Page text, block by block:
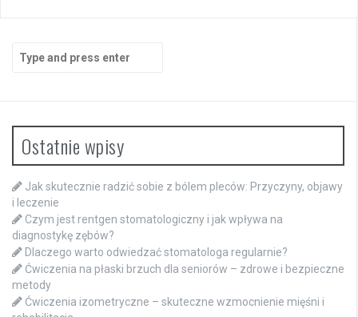
for:
Ostatnie wpisy
Jak skutecznie radzić sobie z bólem pleców: Przyczyny, objawy
i leczenie
Czym jest rentgen stomatologiczny i jak wpływa na
diagnostykę zębów?
Dlaczego warto odwiedzać stomatologa regularnie?
Ćwiczenia na płaski brzuch dla seniorów – zdrowe i bezpieczne
metody
Ćwiczenia izometryczne – skuteczne wzmocnienie mięśni i